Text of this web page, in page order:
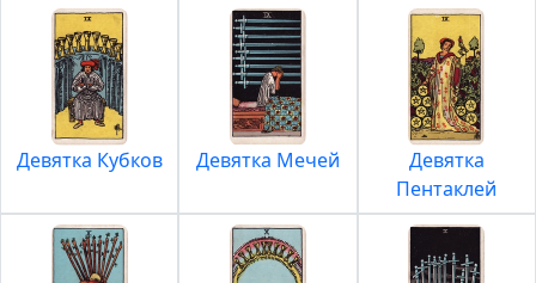
Девятка Кубков Девятка Мечей
Девятка
Пентаклей